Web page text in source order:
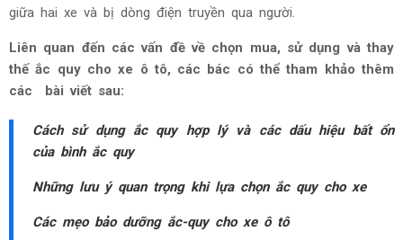
giữa hai xe và bị dòng điện truyền qua người.
Liên quan đến các vấn đề về chọn mua, sử dụng và thay
thế ắc quy cho xe ô tô, các bác có thể tham khảo thêm
các bài viết sau:
Cách sử dụng ắc quy hợp lý và các dấu hiệu bất ổn
của bình ắc quy
Những lưu ý quan trọng khi lựa chọn ắc quy cho xe
Các mẹo bảo dưỡng ắc-quy cho xe ô tô